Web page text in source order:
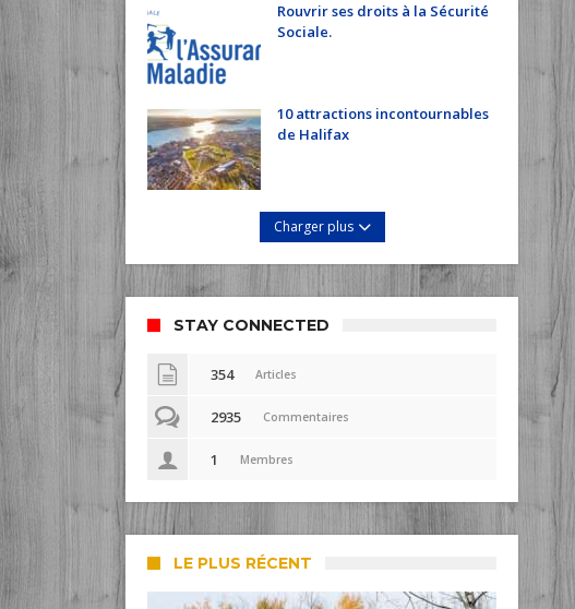
Rouvrir ses droits à la Sécurité
Sociale.
10 attractions incontournables
de Halifax
Charger plus
STAY CONNECTED
354 Articles
2935 Commentaires
1 Membres
LE PLUS RÉCENT